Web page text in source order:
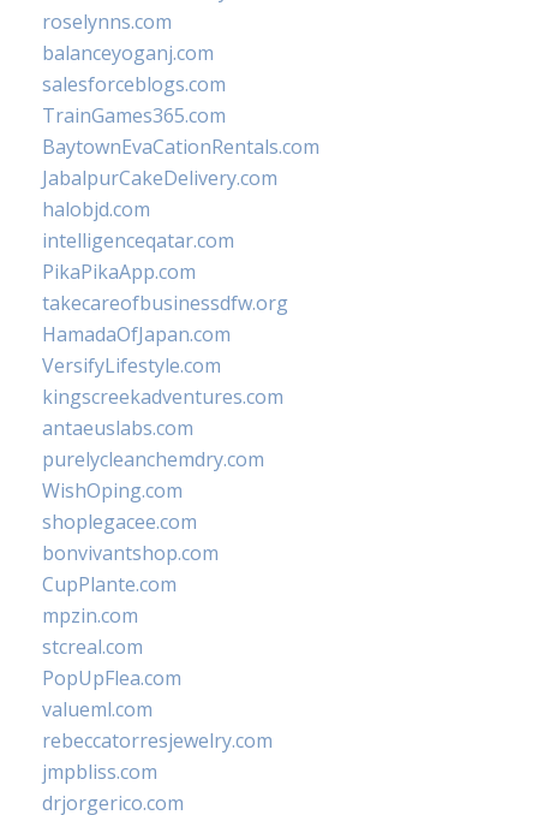
roselynns.com
balanceyoganj.com
salesforceblogs.com
TrainGames365.com
BaytownEvaCationRentals.com
JabalpurCakeDelivery.com
halobjd.com
intelligenceqatar.com
PikaPikaApp.com
takecareofbusinessdfw.org
HamadaOfJapan.com
VersifyLifestyle.com
kingscreekadventures.com
antaeuslabs.com
purelycleanchemdry.com
WishOping.com
shoplegacee.com
bonvivantshop.com
CupPlante.com
mpzin.com
stcreal.com
PopUpFlea.com
valueml.com
rebeccatorresjewelry.com
jmpbliss.com
drjorgerico.com